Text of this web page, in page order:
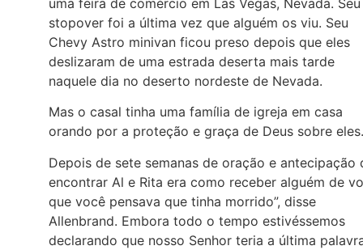
uma feira de comércio em Las Vegas, Nevada. Seu
stopover foi a última vez que alguém os viu. Seu
Chevy Astro minivan ficou preso depois que eles
deslizaram de uma estrada deserta mais tarde
naquele dia no deserto nordeste de Nevada.
Mas o casal tinha uma família de igreja em casa
orando por a proteção e graça de Deus sobre eles.
Depois de sete semanas de oração e antecipação
encontrar Al e Rita era como receber alguém de
que você pensava que tinha morrido”, disse
Allenbrand. Embora todo o tempo estivéssemos
declarando que nosso Senhor teria a última